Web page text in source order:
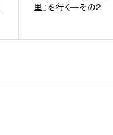
里』を行く―その2